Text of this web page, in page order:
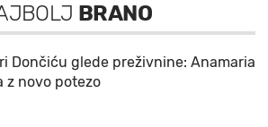
BRANO
Dončiću glede preživnine: Anamaria
z novo potezo